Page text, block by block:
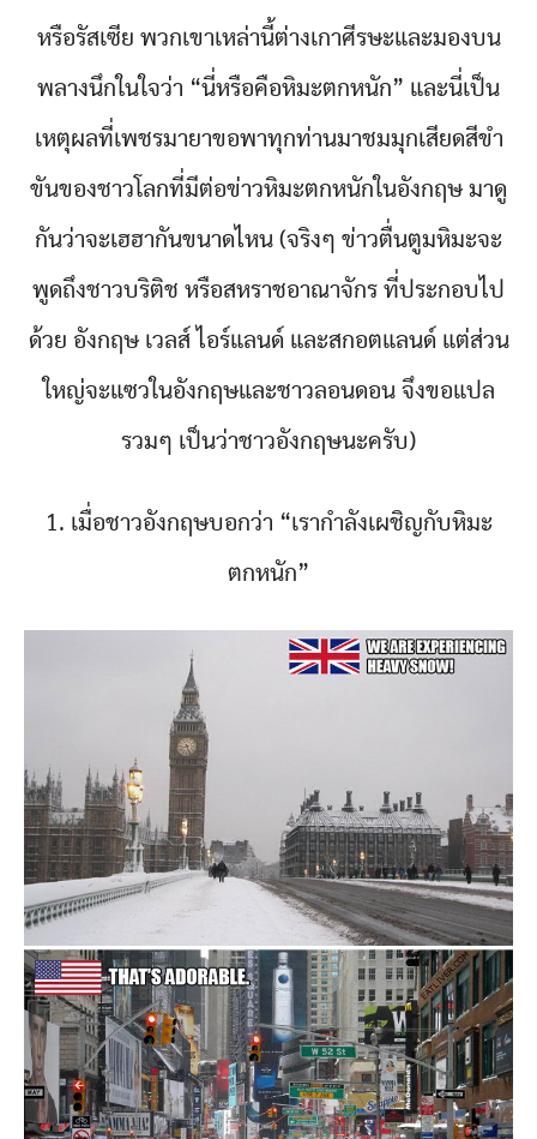
หรือรัสเซีย พวกเขาเหล่านี้ต่างเกาศีรษะและมองบน
พลางนึกในใจว่า “นี่หรือคือหิมะตกหนัก” และนี่เป็น
เหตุผลที่เพชรมายาขอพาทุกท่านมาชมมุกเสียดสีขำ
ขันของชาวโลกที่มีต่อข่าวหิมะตกหนักในอังกฤษ มาดู
กันว่าจะเฮฮากันขนาดไหน (จริงๆ ข่าวตื่นตูมหิมะจะ
พูดถึงชาวบริติช หรือสหราชอาณาจักร ที่ประกอบไป
ด้วย อังกฤษ เวลส์ ไอร์แลนด์ และสกอตแลนด์ แต่ส่วน
ใหญ่จะแซวในอังกฤษและชาวลอนดอน จึงขอแปล
รวมๆ เป็นว่าชาวอังกฤษนะครับ)
1. เมื่อชาวอังกฤษบอกว่า “เรากำลังเผชิญกับหิมะ
ตกหนัก”